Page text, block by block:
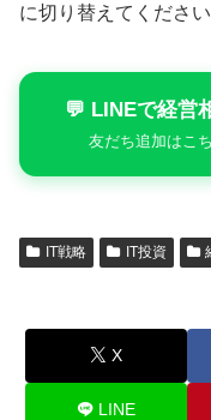
に切り替えてください
💬 LINEで経営
友だち追加はこ
IT戦略 IT投資
X
LINE